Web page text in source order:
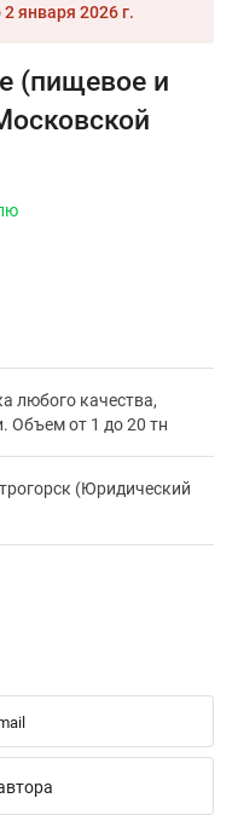
2 января 2026 г.
(пищевое и
любого качества,
Объем от 1 до 20 тн
(Юридический